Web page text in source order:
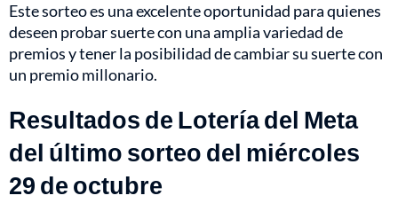
Este sorteo es una excelente oportunidad para quienes
deseen probar suerte con una amplia variedad de
premios y tener la posibilidad de cambiar su suerte con
un premio millonario.
Resultados de Lotería del Meta
del último sorteo del miércoles
29 de octubre